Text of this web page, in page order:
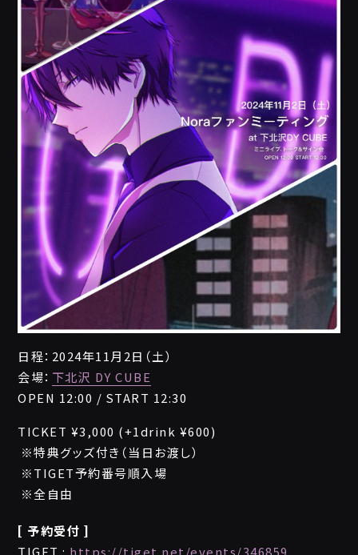
日程：2024年11月2日（土）
会場： 下北沢 DY CUBE
OPEN 12:00 / START 12:30
TICKET ¥3,000 (+1drink ¥600)
特典グッズ付き（当日お渡し）
TIGET予約番号順入場
全自由
[ 予約受付 ]